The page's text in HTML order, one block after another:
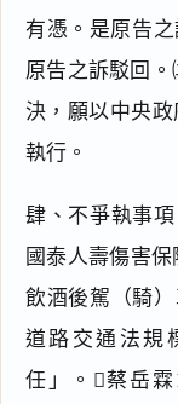
有憑。是原告
原告之訴駁回
決，願以中央
執行。
肆、不爭執事
國泰人壽傷害
飲酒後駕（騎
道路交通法規
任」。蔡岳霖